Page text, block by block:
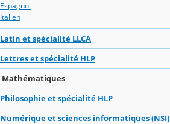
Espagnol
Italien
Latin et spécialité LLCA
Lettres et spécialité HLP
Mathématiques
Philosophie et spécialité HLP
Numérique et sciences informatiques (NSI)